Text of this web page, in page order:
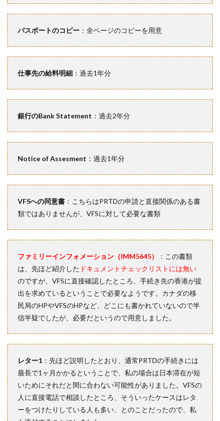
パスポートのコピー ：全ページのコピーを用意
仕事先の給料明細 ：過去1年分
銀行のBank Statement ：過去2年分
Notice of Assesment ：過去1年分
VFSへの同意書 ：こちらはPRTDの申請と直接関係のある書
類ではありませんが、VFSに対して必要な書類
ファミリーインフォメーション（IMM5645）
：この書類
は、先ほど紹介した ドキュメントチェックリストには無い
のですが、VFSに直接確認したところ、手続き先の香港が提
出を求めているということで必要なようです。カナダの移
民局のHPやVFSのHPなど、どこにも書かれていないので半
信半疑でしたが、必要だというので用意しました。
レター1 ：先ほど説明したとおり、通常PRTDの手続きには
最長で1ヶ月かかるということで、私の場合は日本滞在が短
いためにそれだと間に合わない可能性がありました。VFSの
人に直接電話で相談したところ、そういったケースはレタ
ーをつけたりしている人も多い、とのことだったので、私